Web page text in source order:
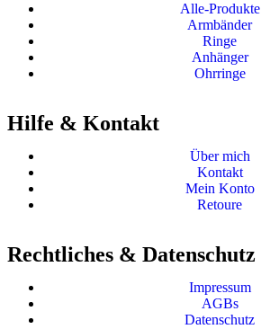
Alle-Produkte
Armbänder
Ringe
Anhänger
Ohrringe
Hilfe & Kontakt
Über mich
Kontakt
Mein Konto
Retoure
Rechtliches & Datenschutz
Impressum
AGBs
Datenschutz